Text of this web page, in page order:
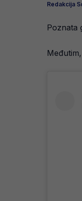
Redakcija
Poznata